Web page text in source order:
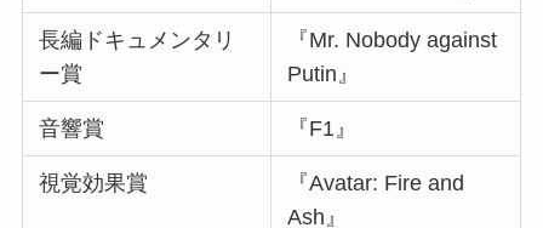
長編ドキュメンタリ
ー賞
『Mr. Nobody against
Putin』
音響賞 『F1』
視覚効果賞
『Avatar: Fire and
Ash』